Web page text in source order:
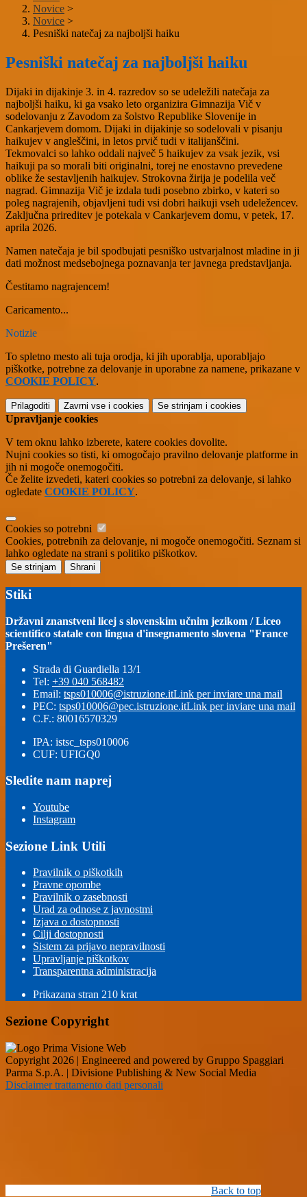
Novice >
Novice >
Pesniški natečaj za najboljši haiku
Pesniški natečaj za najboljši haiku
Dijaki in dijakinje 3. in 4. razredov so se udeležili natečaja za
najboljši haiku, ki ga vsako leto organizira Gimnazija Vič v
sodelovanju z Zavodom za šolstvo Republike Slovenije in
Cankarjevem domom. Dijaki in dijakinje so sodelovali v pisanju
haikujev v angleščini, in letos prvič tudi v italijanščini.
Tekmovalci so lahko oddali največ 5 haikujev za vsak jezik, vsi
haikuji pa so morali biti originalni, torej ne enostavno prevedene
oblike že sestavljenih haikujev. Strokovna žirija je podelila več
nagrad. Gimnazija Vič je izdala tudi posebno zbirko, v kateri so
poleg nagrajenih, objavljeni tudi vsi dobri haikuji vseh udeležencev.
Zaključna prireditev je potekala v Cankarjevem domu, v petek, 17.
aprila 2026.
Namen natečaja je bil spodbujati pesniško ustvarjalnost mladine in ji
dati možnost medsebojnega poznavanja ter javnega predstavljanja.
Čestitamo nagrajencem!
Caricamento...
Notizie
To spletno mesto ali tuja orodja, ki jih uporablja, uporabljajo
piškotke, potrebne za delovanje in uporabne za namene, prikazane v
COOKIE POLICY.
Prilagoditi Zavrni vse i cookies Se strinjam i cookies
Upravljanje cookies
V tem oknu lahko izberete, katere cookies dovolite.
Nujni cookies so tisti, ki omogočajo pravilno delovanje platforme in
jih ni mogoče onemogočiti.
Če želite izvedeti, kateri cookies so potrebni za delovanje, si lahko
ogledate COOKIE POLICY.
Cookies so potrebni
Cookies, potrebnih za delovanje, ni mogoče onemogočiti. Seznam si
lahko ogledate na strani s politiko piškotkov.
Se strinjam Shrani
Stiki
Državni znanstveni licej s slovenskim učnim jezikom / Liceo
scientifico statale con lingua d'insegnamento slovena "France
Prešeren"
Strada di Guardiella 13/1
Tel: +39 040 568482
Email: tsps010006@istruzione.itLink per inviare una mail
PEC: tsps010006@pec.istruzione.itLink per inviare una mail
C.F.: 80016570329
IPA: istsc_tsps010006
CUF: UFIGQ0
Sledite nam naprej
Youtube
Instagram
Sezione Link Utili
Pravilnik o piškotkih
Pravne opombe
Pravilnik o zasebnosti
Urad za odnose z javnostmi
Izjava o dostopnosti
Cilji dostopnosti
Sistem za prijavo nepravilnosti
Upravljanje piškotkov
Transparentna administracija
Prikazana stran 210 krat
Sezione Copyright
Copyright 2026 | Engineered and powered by Gruppo Spaggiari
Parma S.p.A. | Divisione Publishing & New Social Media
Disclaimer trattamento dati personali
Back to top